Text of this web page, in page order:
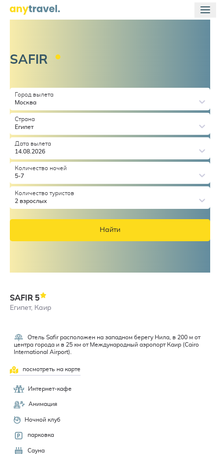
SAFIR
Город вылета
Москва
Страна
Египет
Дата вылета
14.08.2026
Количество ночей
5-7
Количество туристов
2 взрослых
Найти
SAFIR 5
Египет, Каир
4,4
Отель Safir расположен на западном берегу Нила, в 200 м от
центра города и в 25 км от Международный аэропорт Каир (Cairo
International Airport).
посмотреть на карте
Интернет-кафе
Анимация
Ночной клуб
парковка
Сауна